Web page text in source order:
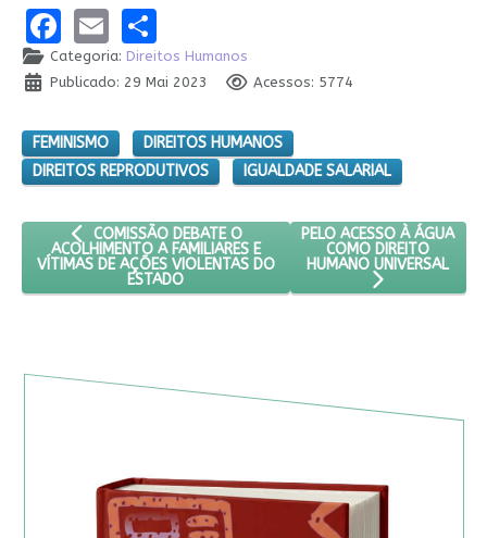
Facebook
EmailShare
Categoria: Direitos Humanos
Publicado: 29 Mai 2023
Acessos: 5774
FEMINISMO
DIREITOS HUMANOS
DIREITOS REPRODUTIVOS
IGUALDADE SALARIAL
ARTIGO ANTERIOR: COMISSÃO DEBATE O ACOLHIMENTO A
COMISSÃO DEBATE O
ACOLHIMENTO A FAMILIARES E
VÍTIMAS DE AÇÕES VIOLENTAS DO
ESTADO
PRÓXIMO ARTIGO: PELO
PELO ACESSO À ÁGUA
COMO DIREITO
HUMANO UNIVERSAL